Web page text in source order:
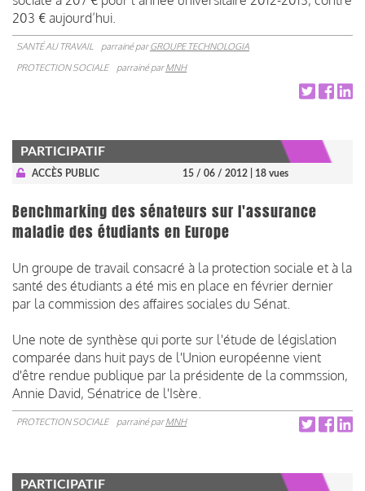
203 € aujourd’hui.
SANTÉ AU TRAVAIL parrainé parGROUPE TECHNOLOGIA
PROTECTION SOCIALE
parrainé parMNH
PARTICIPATIF
ACCÈS PUBLIC 15 / 06 / 2012 | 18 vues
Benchmarking des sénateurs sur l'assurance
maladie des étudiants en Europe
Un groupe de travail consacré à la protection sociale et à la
santé des étudiants a été mis en place en février dernier
par la commission des affaires sociales du Sénat.
Une note de synthèse qui porte sur l'étude de législation
comparée dans huit pays de l'Union européenne vient
d'être rendue publique par la présidente de la commssion,
Annie David, Sénatrice de l'Isère.
PROTECTION SOCIALE parrainé parMNH
PARTICIPATIF